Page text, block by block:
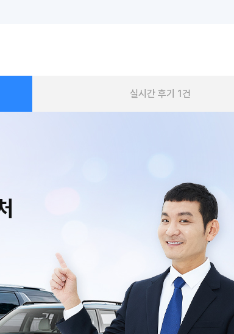
실시간 후기 1건